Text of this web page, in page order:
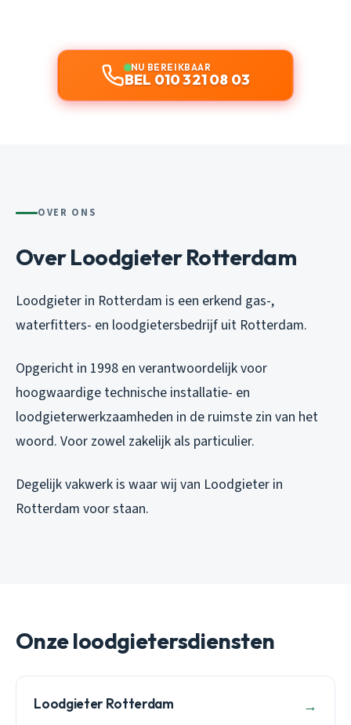
NU BEREIKBAAR
BEL 010 321 08 03
OVER ONS
Over Loodgieter Rotterdam
Loodgieter in Rotterdam is een erkend gas-,
waterfitters- en loodgietersbedrijf uit Rotterdam.
Opgericht in 1998 en verantwoordelijk voor
hoogwaardige technische installatie- en
loodgieterwerkzaamheden in de ruimste zin van het
woord. Voor zowel zakelijk als particulier.
Degelijk vakwerk is waar wij van Loodgieter in
Rotterdam voor staan.
Onze loodgietersdiensten
Loodgieter Rotterdam →